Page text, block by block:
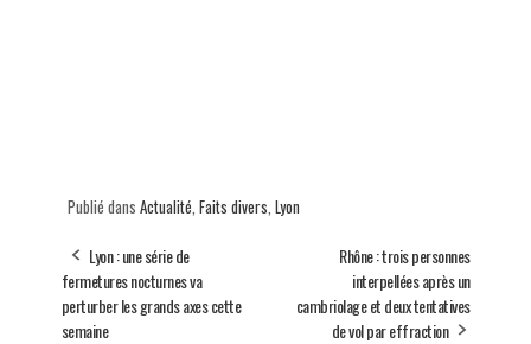
Publié dans Actualité Faits divers Lyon
Lyon : une série de
fermetures nocturnes va
perturber les grands axes cette
semaine
Rhône : trois personnes
interpellées après un
cambriolage et deux tentatives
de vol par effraction